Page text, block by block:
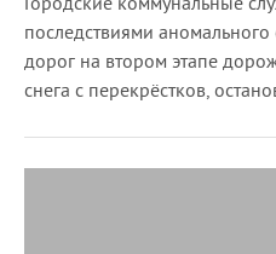
Городские коммунальные
последствиями аномального
дорог на втором этапе
снега с перекрёстков,